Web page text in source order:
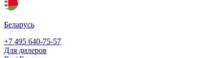
Беларусь
+7 495 640-75-57
Для дилеров